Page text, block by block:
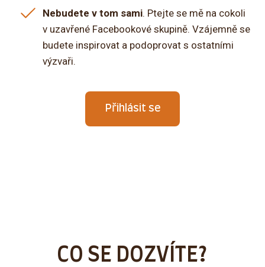
Nebudete v tom sami. Ptejte se mě na cokoli
v uzavřené Facebookové skupině. Vzájemně se
budete inspirovat a podoprovat s ostatními
výzvaři.
Přihlásit se
CO SE DOZVÍTE?